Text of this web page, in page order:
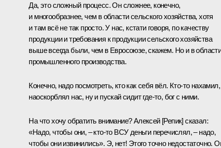
Да, это сложный процесс. Он сложнее, конечно,
и многообразнее, чем в области сельского хозяйства, хотя
и там всё не так просто. У нас, кстати говоря, по качеству
продукции и требования к продукции сельского хозяйства
выше всегда были, чем в Евросоюзе, скажем. Но и в
промышленного производства.
Конечно, надо посмотреть, кто как себя вёл. Кто-то нахамил,
наоскорблял нас, ну и пускай сидит где-то, бог с ними.
На что хочу обратить внимание? Алексей [Репик] сказал:
«Надо, чтобы они, – кто-то ВСУ деньги перечислял, – надо,
чтобы они извинились». Э, нет! Этого точно недостаточно.